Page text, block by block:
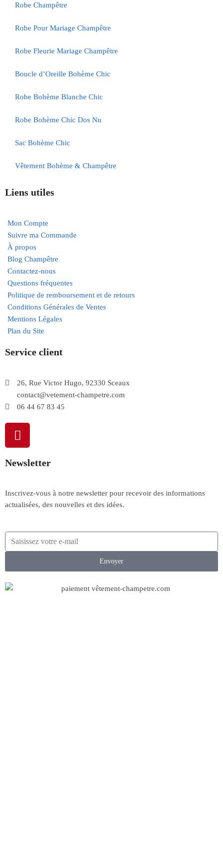
Robe Champêtre
Robe Pour Mariage Champêtre
Robe Fleurie Mariage Champêtre
Boucle d’Oreille Bohème Chic
Robe Bohème Blanche Chic
Robe Bohème Chic Dos Nu
Sac Bohème Chic
Vêtement Bohème & Champêtre
Liens utiles
Mon Compte
Suivre ma Commande
À propos
Blog Champêtre
Contactez-nous
Questions fréquentes
Politique de remboursement et de retours
Conditions Générales de Ventes
Mentions Légales
Plan du Site
Service client
26, Rue Victor Hugo, 92330 Sceaux
contact@vetement-champetre.com
06 44 67 83 45
Newsletter
Inscrivez-vous à notre newsletter pour recevoir des informations
actualisées, des nouvelles et des idées.
Envoyer